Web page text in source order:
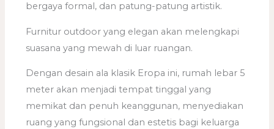
bergaya formal, dan patung-patung artistik.
Furnitur outdoor yang elegan akan melengkapi
suasana yang mewah di luar ruangan.
Dengan desain ala klasik Eropa ini, rumah lebar 5
meter akan menjadi tempat tinggal yang
memikat dan penuh keanggunan, menyediakan
ruang yang fungsional dan estetis bagi keluarga